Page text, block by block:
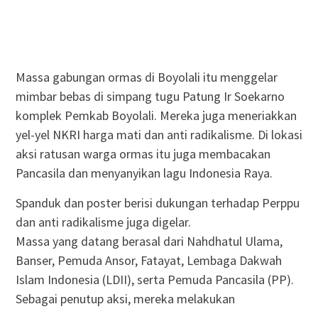
Massa gabungan ormas di Boyolali itu menggelar
mimbar bebas di simpang tugu Patung Ir Soekarno
komplek Pemkab Boyolali. Mereka juga meneriakkan
yel-yel NKRI harga mati dan anti radikalisme. Di lokasi
aksi ratusan warga ormas itu juga membacakan
Pancasila dan menyanyikan lagu Indonesia Raya.
Spanduk dan poster berisi dukungan terhadap Perppu
dan anti radikalisme juga digelar.
Massa yang datang berasal dari Nahdhatul Ulama,
Banser, Pemuda Ansor, Fatayat, Lembaga Dakwah
Islam Indonesia (LDII), serta Pemuda Pancasila (PP).
Sebagai penutup aksi, mereka melakukan